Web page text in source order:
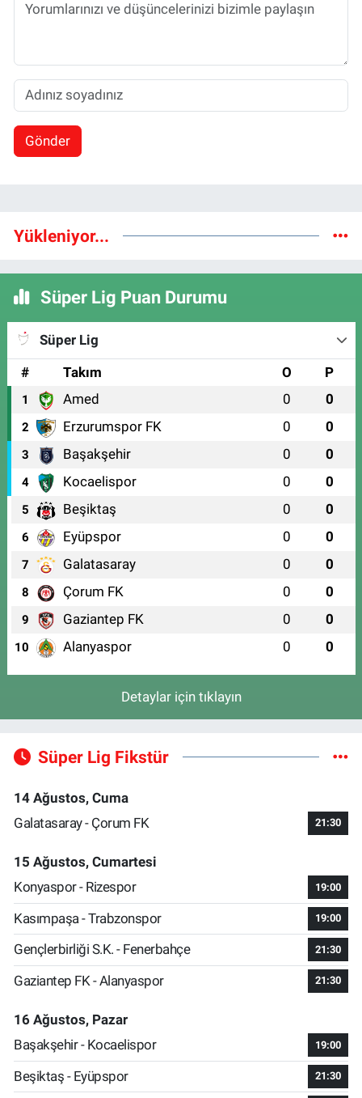
Gönder
Yükleniyor...
Süper Lig Puan Durumu
Süper Lig
#
Takım O P
1 Amed 0 0
2 Erzurumspor FK 0 0
3 Başakşehir 0 0
4 Kocaelispor 0 0
5 Beşiktaş 0 0
6 Eyüpspor 0 0
7 Galatasaray 0 0
8 Çorum FK 0 0
9 Gaziantep FK 0 0
10 Alanyaspor 0 0
Detaylar için tıklayın
Süper Lig Fikstür
14 Ağustos, Cuma
Galatasaray - Çorum FK
21:30
15 Ağustos, Cumartesi
Konyaspor - Rizespor
19:00
Kasımpaşa - Trabzonspor 19:00
Gençlerbirliği S.K. - Fenerbahçe 21:30
Gaziantep FK - Alanyaspor 21:30
16 Ağustos, Pazar
Başakşehir - Kocaelispor
19:00
Beşiktaş - Eyüpspor 21:30